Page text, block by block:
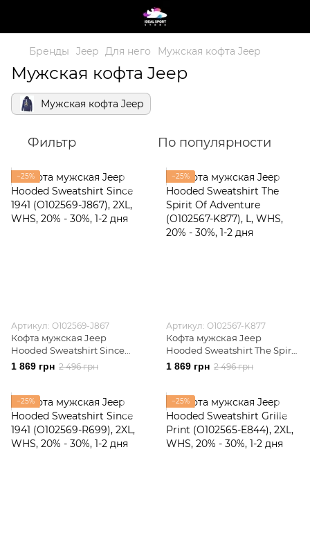
Бренды Jeep Для него Мужская кофта Jeep
Мужская кофта Jeep
Мужская кофта Jeep
Фильтр По популярности
−25%
Артикул: O102569-J867
Кофта мужская Jeep
Hooded Sweatshirt Since
1941 (O102569-J867)
1 869 грн 2 496 грн
−25%
Артикул: O102567-K877
Кофта мужская Jeep
Hooded Sweatshirt The Spirit
Of Adventure (O102567-K877)
1 869 грн 2 496 грн
−25% −25%